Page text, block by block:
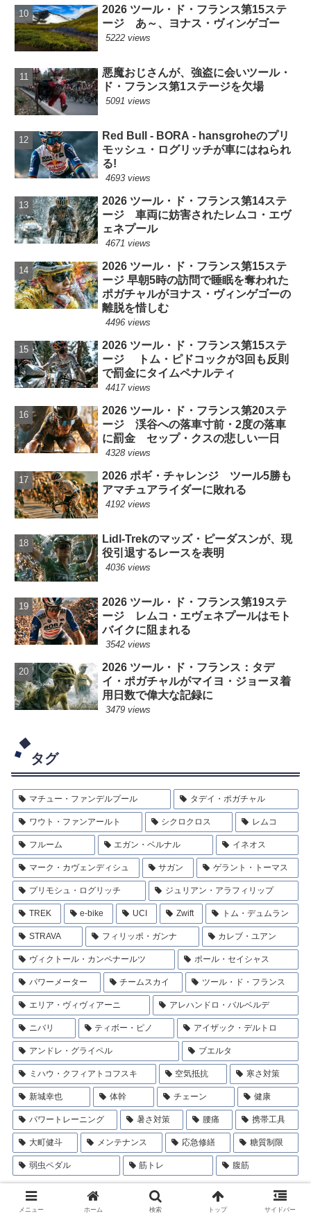
2026 ツール・ド・フランス第15ステ
ージ あ～、ヨナス・ヴィンゲゴー
5222 views
悪魔おじさんが、強盗に会いツール・
ド・フランス第1ステージを欠場
5091 views
Red Bull - BORA - hansgroheのプリ
モッシュ・ログリッチが車にはねられ
る!
4693 views
2026 ツール・ド・フランス第14ステ
ージ 車両に妨害されたレムコ・エヴ
ェネプール
4671 views
2026 ツール・ド・フランス第15ステ
ージ 早朝5時の訪問で睡眠を奪われた
ポガチャルがヨナス・ヴィンゲゴーの
離脱を惜しむ
4496 views
2026 ツール・ド・フランス第15ステ
ージ トム・ピドコックが3回も反則
で罰金にタイムペナルティ
4417 views
2026 ツール・ド・フランス第20ステ
ージ 渓谷への落車寸前・2度の落車
に罰金 セップ・クスの悲しい一日
4328 views
2026 ポギ・チャレンジ ツール5勝も
アマチュアライダーに敗れる
4192 views
Lidl-Trekのマッズ・ピーダスンが、現
役引退するレースを表明
4036 views
2026 ツール・ド・フランス第19ステ
ージ レムコ・エヴェネプールはモト
バイクに阻まれる
3542 views
2026 ツール・ド・フランス：タデ
イ・ポガチャルがマイヨ・ジョーヌ着
用日数で偉大な記録に
3479 views
タグ
マチュー・ファンデルプール タデイ・ポガチャル
ワウト・ファンアールト シクロクロス レムコ
フルーム エガン・ベルナル イネオス
マーク・カヴェンディシュ サガン ゲラント・トーマス
プリモシュ・ログリッチ ジュリアン・アラフィリップ
TREK e-bike UCI Zwift トム・デュムラン
STRAVA フィリッポ・ガンナ カレブ・ユアン
ヴィクトール・カンペナールツ ポール・セイシャス
パワーメーター チームスカイ ツール・ド・フランス
エリア・ヴィヴィアーニ アレハンドロ・バルベルデ
ニバリ ティボー・ピノ アイザック・デルトロ
アンドレ・グライペル ブエルタ
ミハウ・クフィアトコフスキ 空気抵抗 寒さ対策
新城幸也 体幹 チェーン 健康
パワートレーニング 暑さ対策 腰痛 携帯工具
大町健斗 メンテナンス 応急修繕 糖質制限
弱虫ペダル 筋トレ 腹筋
カテゴリー
メニュー ホーム 検索 トップ サイドバー